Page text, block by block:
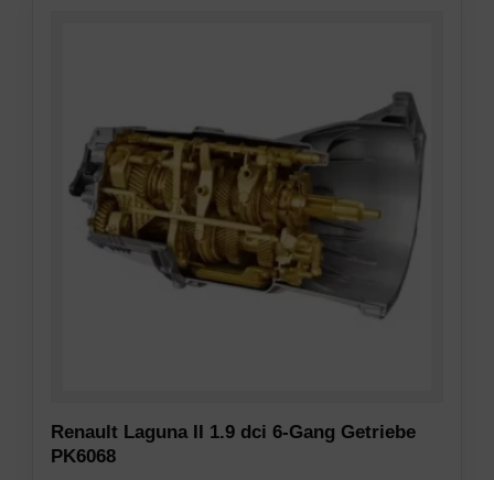
Renault Laguna II 1.9 dci 6-Gang Getriebe
PK6068